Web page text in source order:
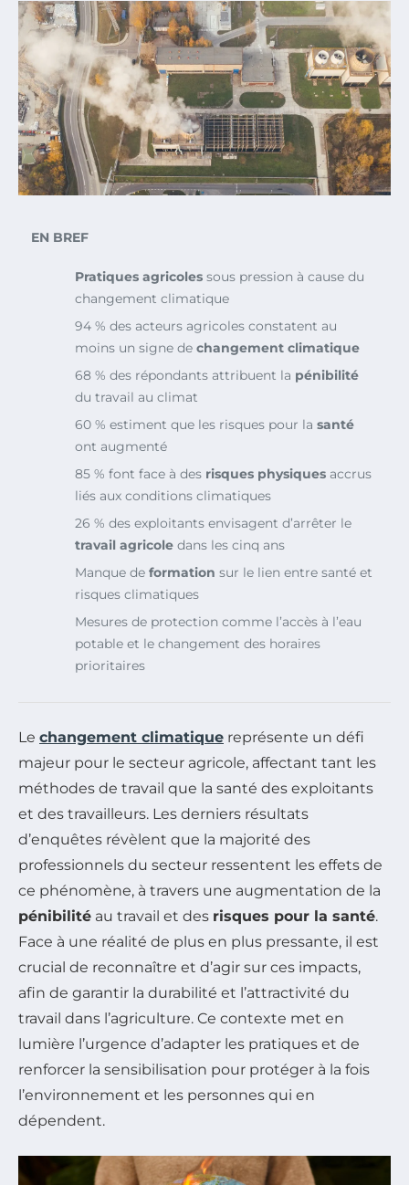
EN BREF
Pratiques agricoles sous pression à cause du
changement climatique
94 % des acteurs agricoles constatent au
moins un signe de changement climatique
68 % des répondants attribuent la pénibilité
du travail au climat
60 % estiment que les risques pour la santé
ont augmenté
85 % font face à des risques physiques accrus
liés aux conditions climatiques
26 % des exploitants envisagent d’arrêter le
travail agricole dans les cinq ans
Manque de formation sur le lien entre santé et
risques climatiques
Mesures de protection comme l’accès à l’eau
potable et le changement des horaires
prioritaires
Le changement climatique représente un défi
majeur pour le secteur agricole, affectant tant les
méthodes de travail que la santé des exploitants
et des travailleurs. Les derniers résultats
d’enquêtes révèlent que la majorité des
professionnels du secteur ressentent les effets de
ce phénomène, à travers une augmentation de la
pénibilité au travail et des risques pour la santé.
Face à une réalité de plus en plus pressante, il est
crucial de reconnaître et d’agir sur ces impacts,
afin de garantir la durabilité et l’attractivité du
travail dans l’agriculture. Ce contexte met en
lumière l’urgence d’adapter les pratiques et de
renforcer la sensibilisation pour protéger à la fois
l’environnement et les personnes qui en
dépendent.